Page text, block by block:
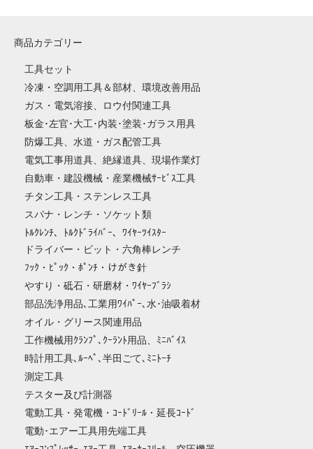
商品カテゴリー
工具セット
冷凍・空調用工具＆部材、環境改善用品
ガス・電気溶接、ロウ付関連工具
板金･左官･大工･内装･塗装･ガラス用具
防爆工具、水道・ガス配管工具
電気工事用道具、絶縁道具、現場作業灯
自動車・建設機械・産業機械ｻｰﾋﾞｽ工具
チタン工具・ステンレス工具
スパナ・レンチ・ソケット類
ﾄﾙｸﾚﾝﾁ、ﾄﾙｸﾄﾞﾗｲﾊﾞｰ、ﾜｲﾔｰﾂｲｽﾀｰ
ドライバー・ビット・六角棒レンチ
ﾌｯｸ・ﾋﾟｯｸ・ﾎﾟﾝﾁ・けがき針
やすり・砥石・研磨材・ﾜｲﾔｰﾌﾞﾗｼ
部品洗浄用品､工業用ﾜｲﾊﾟｰ､水･油吸着材
オイル・グリース関連用品
工作機械用ｸﾗﾝﾌﾟ､ｸｰﾗﾝﾄ用品、ﾐﾆﾊﾞｲｽ
時計用工具､ﾙｰﾍﾟ､半田ごて､ﾐﾆﾄｰﾁ
測定工具
テスター及び計測器
電動工具・発電機・ｺｰﾄﾞﾘｰﾙ・延長ｺｰﾄﾞ
電動･エアー工具用先端工具